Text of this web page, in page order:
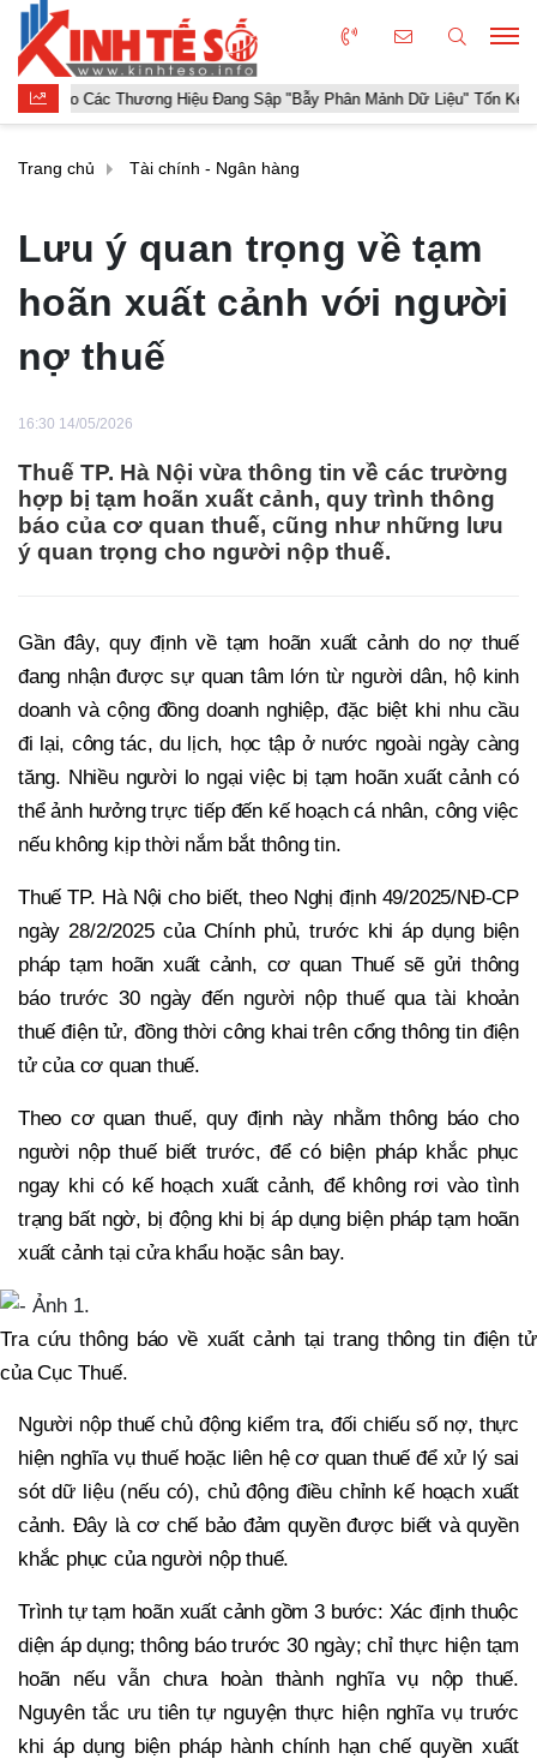
Thương Hiệu Đang Sập "Bẫy Phân Mảnh Dữ Liệu" Tốn Kém
Trang chủ Tài chính - Ngân hàng
Lưu ý quan trọng về tạm
hoãn xuất cảnh với người
nợ thuế
16:30 14/05/2026
Thuế TP. Hà Nội vừa thông tin về các trường
hợp bị tạm hoãn xuất cảnh, quy trình thông
báo của cơ quan thuế, cũng như những lưu
ý quan trọng cho người nộp thuế.
Gần đây, quy định về tạm hoãn xuất cảnh do nợ thuế
đang nhận được sự quan tâm lớn từ người dân, hộ kinh
doanh và cộng đồng doanh nghiệp, đặc biệt khi nhu cầu
đi lại, công tác, du lịch, học tập ở nước ngoài ngày càng
tăng. Nhiều người lo ngại việc bị tạm hoãn xuất cảnh có
thể ảnh hưởng trực tiếp đến kế hoạch cá nhân, công việc
nếu không kịp thời nắm bắt thông tin.
Thuế TP. Hà Nội cho biết, theo Nghị định 49/2025/NĐ-CP
ngày 28/2/2025 của Chính phủ, trước khi áp dụng biện
pháp tạm hoãn xuất cảnh, cơ quan Thuế sẽ gửi thông
báo trước 30 ngày đến người nộp thuế qua tài khoản
thuế điện tử, đồng thời công khai trên cổng thông tin điện
tử của cơ quan thuế.
Theo cơ quan thuế, quy định này nhằm thông báo cho
người nộp thuế biết trước, để có biện pháp khắc phục
ngay khi có kế hoạch xuất cảnh, để không rơi vào tình
trạng bất ngờ, bị động khi bị áp dụng biện pháp tạm hoãn
xuất cảnh tại cửa khẩu hoặc sân bay.
Tra cứu thông báo về xuất cảnh tại trang thông tin điện tử
của Cục Thuế .
Người nộp thuế chủ động kiểm tra, đối chiếu số nợ, thực
hiện nghĩa vụ thuế hoặc liên hệ cơ quan thuế để xử lý sai
sót dữ liệu (nếu có), chủ động điều chỉnh kế hoạch xuất
cảnh. Đây là cơ chế bảo đảm quyền được biết và quyền
khắc phục của người nộp thuế.
Trình tự tạm hoãn xuất cảnh gồm 3 bước: Xác định thuộc
diện áp dụng; thông báo trước 30 ngày; chỉ thực hiện tạm
hoãn nếu vẫn chưa hoàn thành nghĩa vụ nộp thuế.
Nguyên tắc ưu tiên tự nguyện thực hiện nghĩa vụ trước
khi áp dụng biện pháp hành chính hạn chế quyền xuất